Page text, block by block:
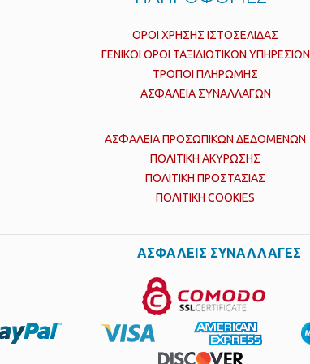
ΟΡΟΙ ΧΡΗΣΗΣ ΙΣΤΟΣΕΛΙΔΑΣ
ΓΕΝΙΚΟΙ ΟΡΟΙ ΤΑΞΙΔΙΩΤΙΚΩΝ ΥΠΗΡΕΣΙΩΝ
ΤΡΟΠΟΙ ΠΛΗΡΩΜΗΣ
ΑΣΦΑΛΕΙΑ ΣΥΝΑΛΛΑΓΩΝ
ΑΣΦΑΛΕΙΑ ΠΡΟΣΩΠΙΚΩΝ ΔΕΔΟΜΕΝΩΝ
ΠΟΛΙΤΙΚΗ ΑΚΥΡΩΣΗΣ
ΠΟΛΙΤΙΚΗ ΠΡΟΣΤΑΣΙΑΣ
ΠΟΛΙΤΙΚΗ COOKIES
ΑΣΦΑΛΕΙΣ ΣΥΝΑΛΛΑΓΕΣ